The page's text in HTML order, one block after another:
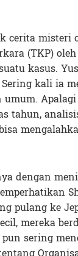
cerita misteri
(TKP)
kasus.
kali ia
tahun,
dengan
pulang ke
mereka
sering